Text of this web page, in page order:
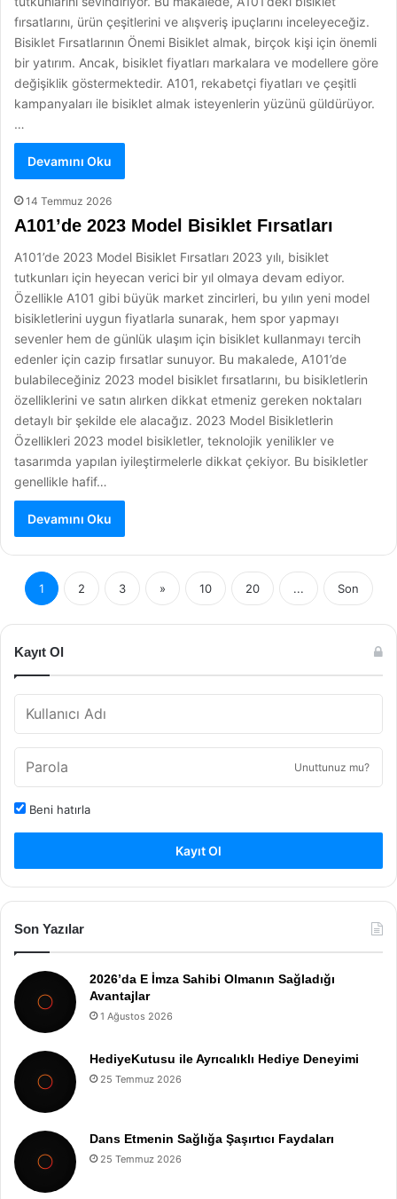
fırsatlarını, ürün çeşitlerini ve alışveriş ipuçlarını inceleyeceğiz.
Bisiklet Fırsatlarının Önemi Bisiklet almak, birçok kişi için önemli
bir yatırım. Ancak, bisiklet fiyatları markalara ve modellere göre
değişiklik göstermektedir. A101, rekabetçi fiyatları ve çeşitli
kampanyaları ile bisiklet almak isteyenlerin yüzünü güldürüyor.
…
Devamını Oku
14 Temmuz 2026
A101’de 2023 Model Bisiklet Fırsatları
A101’de 2023 Model Bisiklet Fırsatları 2023 yılı, bisiklet
tutkunları için heyecan verici bir yıl olmaya devam ediyor.
Özellikle A101 gibi büyük market zincirleri, bu yılın yeni model
bisikletlerini uygun fiyatlarla sunarak, hem spor yapmayı
sevenler hem de günlük ulaşım için bisiklet kullanmayı tercih
edenler için cazip fırsatlar sunuyor. Bu makalede, A101’de
bulabileceğiniz 2023 model bisiklet fırsatlarını, bu bisikletlerin
özelliklerini ve satın alırken dikkat etmeniz gereken noktaları
detaylı bir şekilde ele alacağız. 2023 Model Bisikletlerin
Özellikleri 2023 model bisikletler, teknolojik yenilikler ve
tasarımda yapılan iyileştirmelerle dikkat çekiyor. Bu bisikletler
genellikle hafif…
Devamını Oku
1 2 3 » 10 20 ... Son
Kayıt Ol
Unuttunuz mu?
Beni hatırla
Kayıt Ol
Son Yazılar
2026’da E İmza Sahibi Olmanın Sağladığı
Avantajlar
1 Ağustos 2026
HediyeKutusu ile Ayrıcalıklı Hediye Deneyimi
25 Temmuz 2026
Dans Etmenin Sağlığa Şaşırtıcı Faydaları
25 Temmuz 2026